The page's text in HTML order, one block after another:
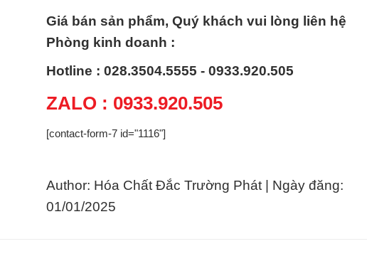
Giá bán sản phẩm, Quý khách vui lòng liên hệ
Phòng kinh doanh :
Hotline : 028.3504.5555 - 0933.920.505
ZALO : 0933.920.505
[contact-form-7 id="1116"]
Author: Hóa Chất Đắc Trường Phát | Ngày đăng:
01/01/2025